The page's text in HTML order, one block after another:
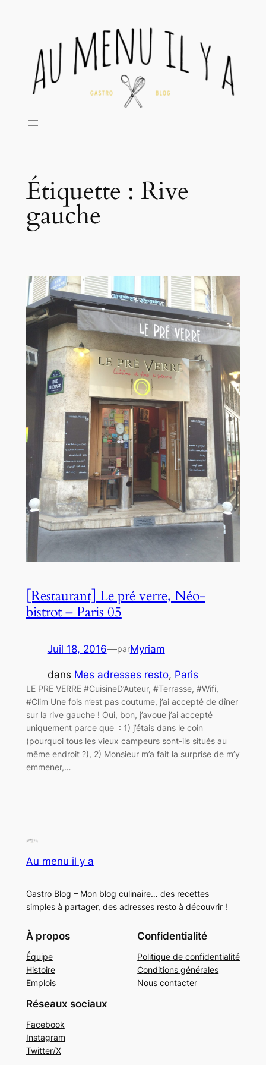
Étiquette : Rive
gauche
[Restaurant] Le pré verre, Néo-
bistrot – Paris 05
Juil 18, 2016—parMyriam
dans Mes adresses resto, Paris
LE PRE VERRE #CuisineD’Auteur, #Terrasse, #Wifi,
#Clim Une fois n’est pas coutume, j’ai accepté de dîner
sur la rive gauche ! Oui, bon, j’avoue j’ai accepté
uniquement parce que : 1) j’étais dans le coin
(pourquoi tous les vieux campeurs sont-ils situés au
même endroit ?), 2) Monsieur m’a fait la surprise de m’y
emmener,…
Au menu il y a
Gastro Blog – Mon blog culinaire… des recettes
simples à partager, des adresses resto à découvrir !
À propos
Équipe
Histoire
Emplois
Confidentialité
Politique de confidentialité
Conditions générales
Nous contacter
Réseaux sociaux
Facebook
Instagram
Twitter/X